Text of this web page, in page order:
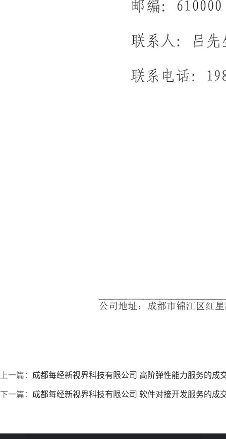
上一篇： 成都每经新视界科技有限公司 高阶弹性能力服务的成
下一篇： 成都每经新视界科技有限公司 软件对接开发服务的成